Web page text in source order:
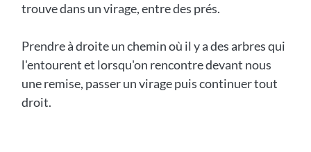
trouve dans un virage, entre des prés.
Prendre à droite un chemin où il y a des arbres qui
l'entourent et lorsqu'on rencontre devant nous
une remise, passer un virage puis continuer tout
droit.